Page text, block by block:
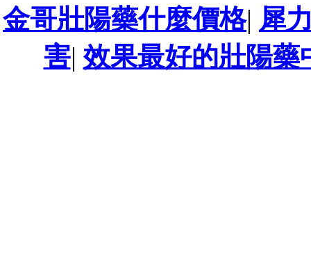
金哥壯陽藥什麼價格| 犀
害| 效果最好的壯陽藥